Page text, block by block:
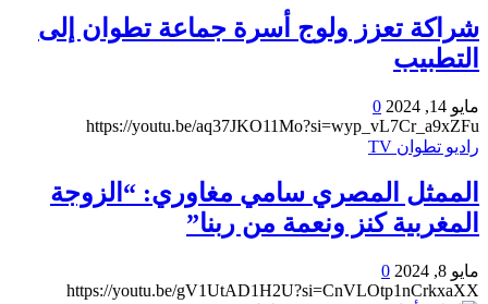
شراكة تعزز ولوج أسرة جماعة تطوان إلى
التطبيب
مايو 14, 2024
0
https://youtu.be/aq37JKO11Mo?si=wyp_vL7Cr_a9xZFu
راديو تطوان TV
الممثل المصري سامي مغاوري: “الزوجة
المغربية كنز ونعمة من ربنا”
مايو 8, 2024
0
https://youtu.be/gV1UtAD1H2U?si=CnVLOtp1nCrkxaXX